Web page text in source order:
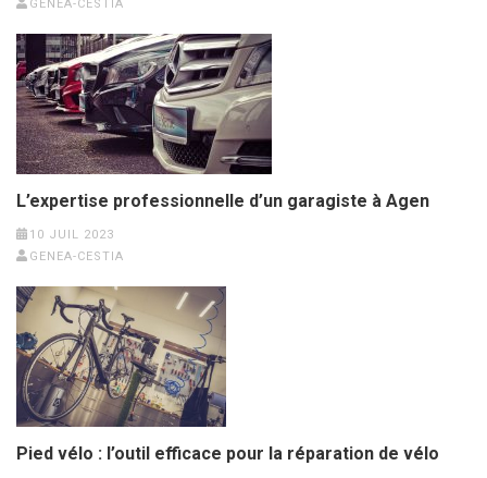
GENEA-CESTIA
L’expertise professionnelle d’un garagiste à Agen
10 JUIL 2023
GENEA-CESTIA
Pied vélo : l’outil efficace pour la réparation de vélo